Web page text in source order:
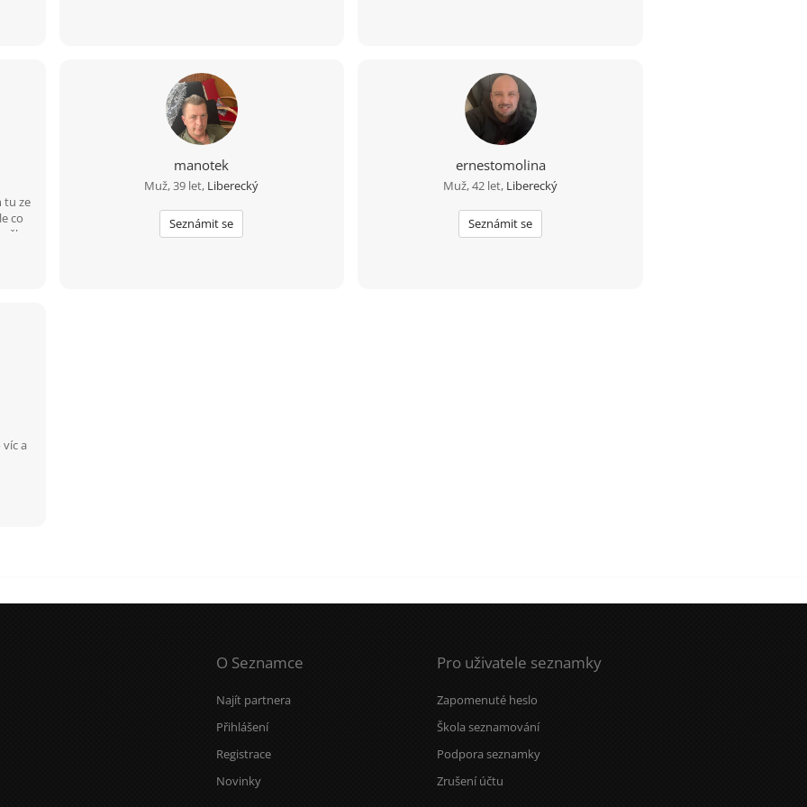
tu ze
co
:)
manotek
Muž, 39 let, Liberecký
Seznámit se
ernestomolina
Muž, 42 let, Liberecký
Seznámit se
a
O Seznamce
Najít partnera
Přihlášení
Registrace
Novinky
Pro uživatele seznamky
Zapomenuté heslo
Škola seznamování
Podpora seznamky
Zrušení účtu